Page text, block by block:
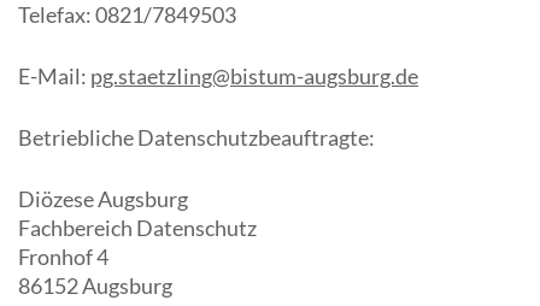
Telefax: 0821/7849503
E-Mail: pg.staetzIing@bistum-augsburg.de
Betriebliche Datenschutzbeauftragte:
Diözese Augsburg
Fachbereich Datenschutz
Fronhof 4
86152 Augsburg